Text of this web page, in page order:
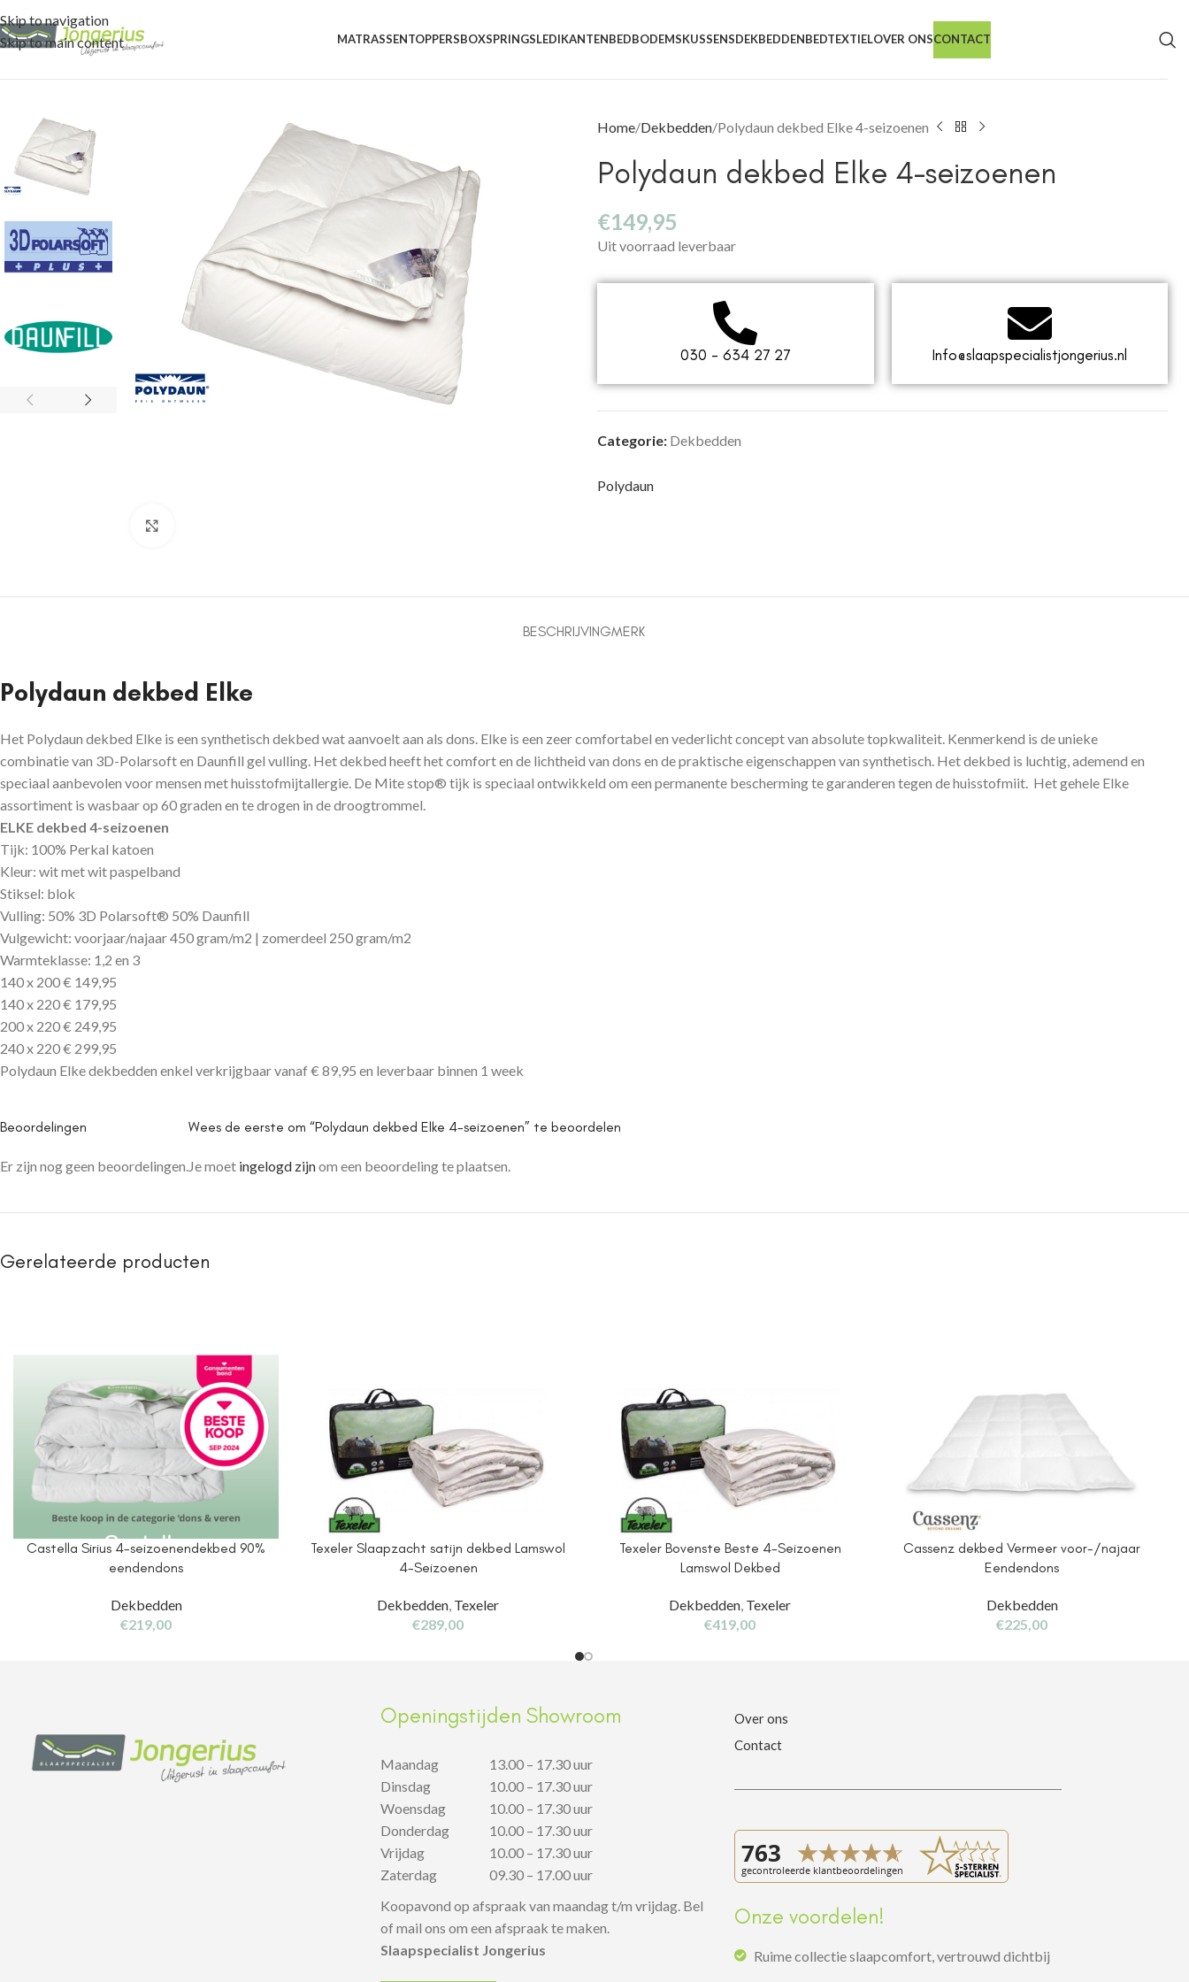
Skip to navigation
Skip to main content
MATRASSENTOPPERSBOXSPRINGSLEDIKANTENBEDBODEMSKUSSENSDEKBEDDENBEDTEXTIELOVER ONSCONTACT
Home Dekbedden Polydaun dekbed Elke 4-seizoenen
Polydaun dekbed Elke 4-seizoenen
€149,95
Uit voorraad leverbaar
030 - 634 27 27 Info@slaapspecialistjongerius.nl
Categorie: Dekbedden
Polydaun
BESCHRIJVINGMERK
Polydaun dekbed Elke
Het Polydaun dekbed Elke is een synthetisch dekbed wat aanvoelt aan als dons. Elke is een zeer comfortabel en vederlicht concept van absolute topkwaliteit. Kenmerkend is de unieke
combinatie van 3D-Polarsoft en Daunfill gel vulling. Het dekbed heeft het comfort en de lichtheid van dons en de praktische eigenschappen van synthetisch. Het dekbed is luchtig, ademend en
speciaal aanbevolen voor mensen met huisstofmijtallergie. De Mite stop® tijk is speciaal ontwikkeld om een permanente bescherming te garanderen tegen de huisstofmiit. Het gehele Elke
assortiment is wasbaar op 60 graden en te drogen in de droogtrommel.
ELKE dekbed 4-seizoenen
Tijk: 100% Perkal katoen
Kleur: wit met wit paspelband
Stiksel: blok
Vulling: 50% 3D Polarsoft® 50% Daunfill
Vulgewicht: voorjaar/najaar 450 gram/m2 | zomerdeel 250 gram/m2
Warmteklasse: 1,2 en 3
140 x 200 € 149,95
140 x 220 € 179,95
200 x 220 € 249,95
240 x 220 € 299,95
Polydaun Elke dekbedden enkel verkrijgbaar vanaf € 89,95 en leverbaar binnen 1 week
Beoordelingen
Er zijn nog geen beoordelingen.
Wees de eerste om “Polydaun dekbed Elke 4-seizoenen” te beoordelen
Je moet ingelogd zijnom een beoordeling te plaatsen.
Gerelateerde producten
Castella Sirius 4-seizoenendekbed 90%
eendendons
Dekbedden
€219,00
Texeler Slaapzacht satijn dekbed Lamswol
4-Seizoenen
Dekbedden, Texeler
€289,00
Texeler Bovenste Beste 4-Seizoenen
Lamswol Dekbed
Dekbedden, Texeler
€419,00
Cassenz dekbed Vermeer voor-/najaar
Eendendons
Dekbedden
€225,00
Openingstijden Showroom
Maandag
Dinsdag
Woensdag
Donderdag
Vrijdag
Zaterdag
13.00 – 17.30 uur
10.00 – 17.30 uur
10.00 – 17.30 uur
10.00 – 17.30 uur
10.00 – 17.30 uur
09.30 – 17.00 uur
Koopavond op afspraak van maandag t/m vrijdag. Bel
of mail ons om een afspraak te maken.
Slaapspecialist Jongerius
Over ons
Contact
Onze voordelen!
Ruime collectie slaapcomfort, vertrouwd dichtbij